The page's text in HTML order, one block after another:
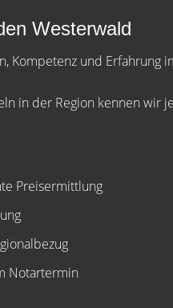
Westerwald
Kompetenz und Erfahrung
in der Region kennen wir
Preisermittlung
Notartermin